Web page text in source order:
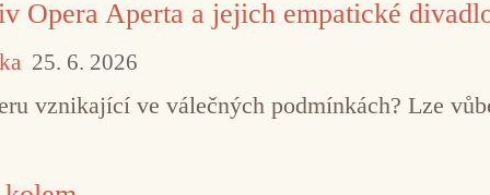
Opera Aperta a jejich empatické
25. 6. 2026
vznikající ve válečných podmínkách? Lze